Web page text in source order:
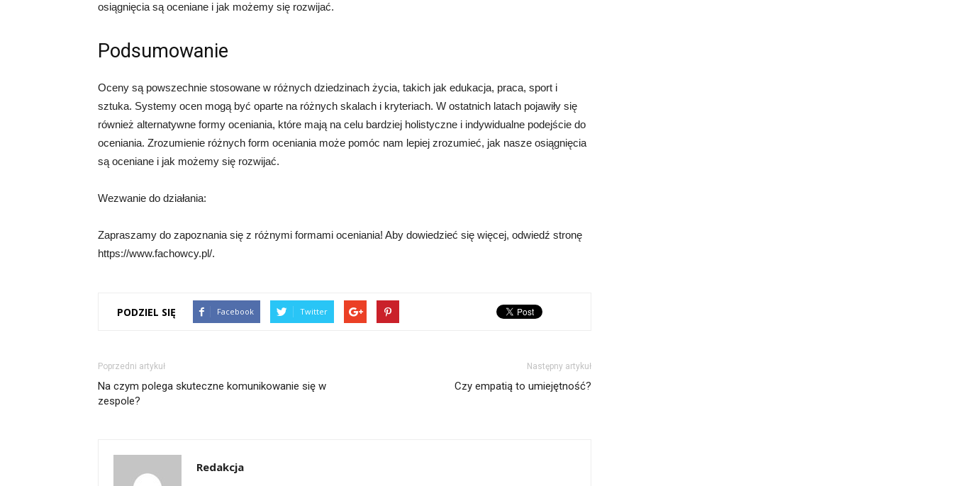
osiągnięcia są oceniane i jak możemy się rozwijać.
Podsumowanie
Oceny są powszechnie stosowane w różnych dziedzinach życia, takich jak edukacja, praca, sport i
sztuka. Systemy ocen mogą być oparte na różnych skalach i kryteriach. W ostatnich latach pojawiły się
również alternatywne formy oceniania, które mają na celu bardziej holistyczne i indywidualne podejście do
oceniania. Zrozumienie różnych form oceniania może pomóc nam lepiej zrozumieć, jak nasze osiągnięcia
są oceniane i jak możemy się rozwijać.
Wezwanie do działania:
Zapraszamy do zapoznania się z różnymi formami oceniania! Aby dowiedzieć się więcej, odwiedź stronę
https://www.fachowcy.pl/.
PODZIEL SIĘ Facebook Twitter
Poprzedni artykuł
Na czym polega skuteczne komunikowanie się w
zespole?
Następny artykuł
Czy empatią to umiejętność?
Redakcja